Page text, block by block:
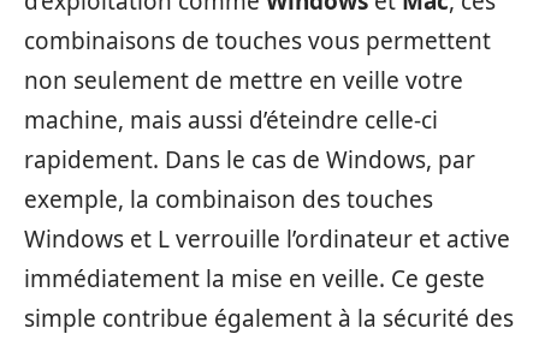
combinaisons de touches vous permettent
non seulement de mettre en veille votre
machine, mais aussi d’éteindre celle-ci
rapidement. Dans le cas de Windows, par
exemple, la combinaison des touches
Windows et L verrouille l’ordinateur et active
immédiatement la mise en veille. Ce geste
simple contribue également à la sécurité des